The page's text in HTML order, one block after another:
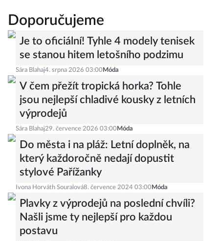
Doporučujeme
Je to oficiální! Tyhle 4 modely tenisek
se stanou hitem letošního podzimu
Sára Blahaj4. srpna 2026 03:00 Móda
V čem přežít tropická horka? Tohle
jsou nejlepší chladivé kousky z letních
výprodejů
Sára Blahaj29. července 2026 03:00 Móda
Do města i na pláž: Letní doplněk, na
který každoročně nedají dopustit
stylové Pařížanky
Ivona Horváth Souralová8. července 2024 03:00 Móda
Plavky z výprodejů na poslední chvíli?
Našli jsme ty nejlepší pro každou
postavu